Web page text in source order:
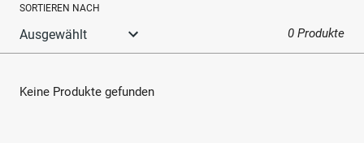
m
l
n
SORTIEREN NACH
0 Produkte
Keine Produkte gefunden